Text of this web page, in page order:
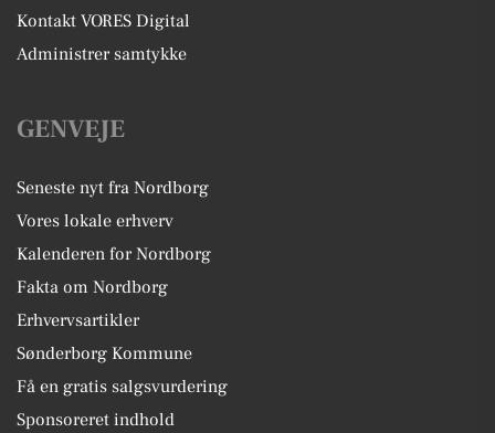
Kontakt VORES Digital
Administrer samtykke
GENVEJE
Seneste nyt fra Nordborg
Vores lokale erhverv
Kalenderen for Nordborg
Fakta om Nordborg
Erhvervsartikler
Sønderborg Kommune
Få en gratis salgsvurdering
Sponsoreret indhold